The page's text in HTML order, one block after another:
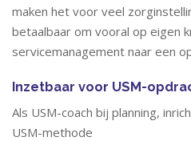
maken het voor veel
betaalbaar om vooral op eigen
servicemanagement naar een
Inzetbaar voor USM-
Als USM-coach bij planning,
USM-methode